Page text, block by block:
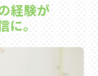
経験が
。